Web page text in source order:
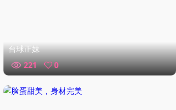
台球正妹
221
0